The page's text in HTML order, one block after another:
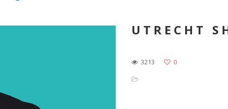
UTRECHT
3213 0